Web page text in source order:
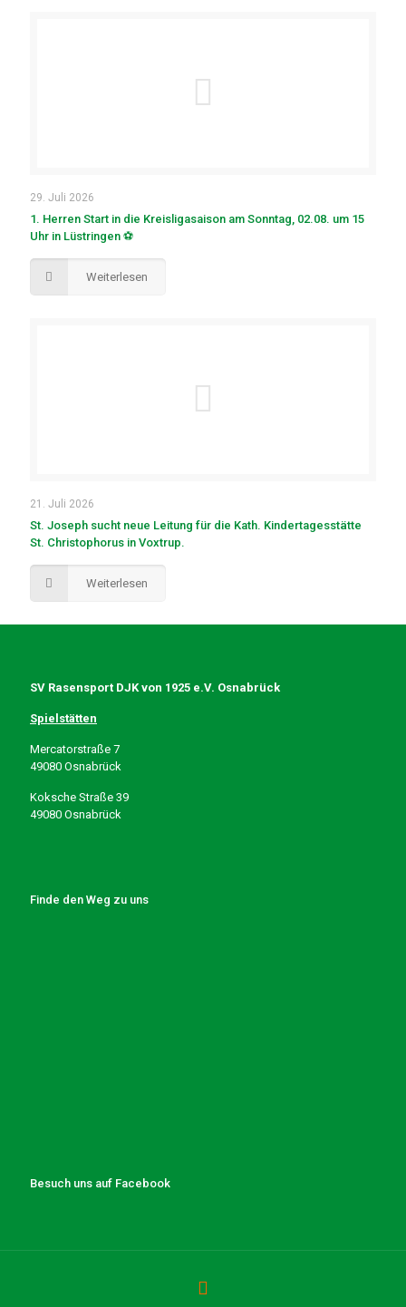
29. Juli 2026
1. Herren Start in die Kreisligasaison am Sonntag, 02.08. um 15
Uhr in Lüstringen ⚽
Weiterlesen
21. Juli 2026
St. Joseph sucht neue Leitung für die Kath. Kindertagesstätte
St. Christophorus in Voxtrup.
Weiterlesen
SV Rasensport DJK von 1925 e.V. Osnabrück
Spielstätten
Mercatorstraße 7
49080 Osnabrück
Koksche Straße 39
49080 Osnabrück
Finde den Weg zu uns
Besuch uns auf Facebook